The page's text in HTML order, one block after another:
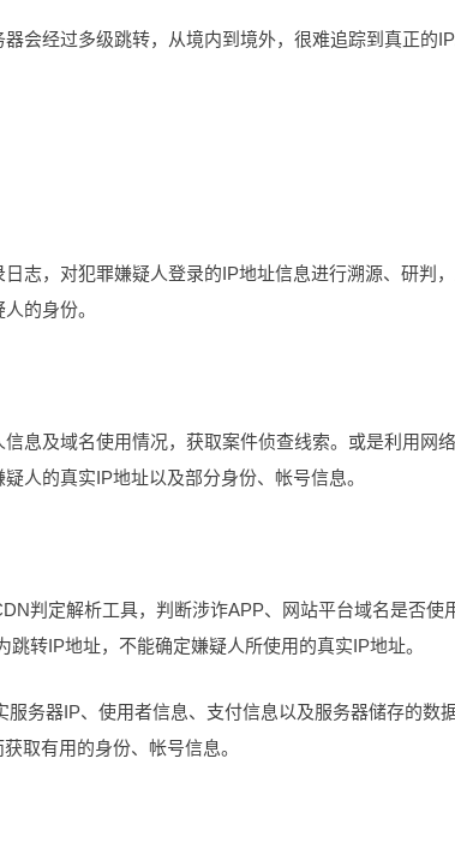
会经过多级跳转，从境内到境外，很难追踪到真正的IP
志，对犯罪嫌疑人登录的IP地址信息进行溯源、研判
的身份。
息及域名使用情况，获取案件侦查线索。或是利用网
人的真实IP地址以及部分身份、帐号信息。
判定解析工具，判断涉诈APP、网站平台域名是否使
转IP地址，不能确定嫌疑人所使用的真实IP地址。
务器IP、使用者信息、支付信息以及服务器储存的数据
取有用的身份、帐号信息。